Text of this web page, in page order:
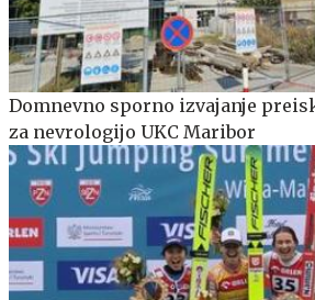
Domnevno sporno izvajanje
za nevrologijo UKC Maribor